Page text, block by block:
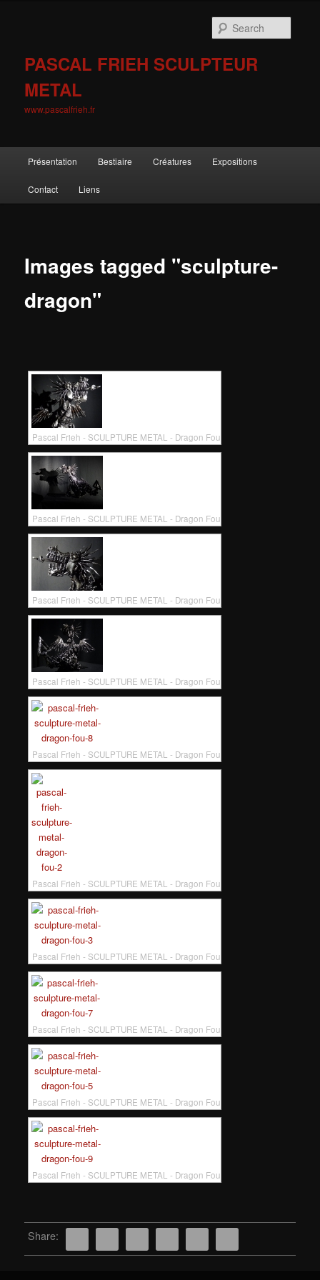
PASCAL FRIEH SCULPTEUR
METAL
www.pascalfrieh.fr
Présentation Bestiaire Créatures Expositions
Contact Liens
Images tagged "sculpture-
dragon"
Pascal Frieh - SCULPTURE METAL - Dragon Fou
Pascal Frieh - SCULPTURE METAL - Dragon Fou
Pascal Frieh - SCULPTURE METAL - Dragon Fou
Pascal Frieh - SCULPTURE METAL - Dragon Fou
Pascal Frieh - SCULPTURE METAL - Dragon Fou
Pascal Frieh - SCULPTURE METAL - Dragon Fou
Pascal Frieh - SCULPTURE METAL - Dragon Fou
Pascal Frieh - SCULPTURE METAL - Dragon Fou
Pascal Frieh - SCULPTURE METAL - Dragon Fou
Pascal Frieh - SCULPTURE METAL - Dragon Fou
Share: